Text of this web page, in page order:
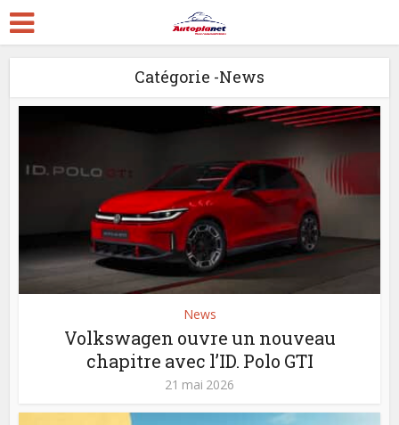
Catégorie -News
News
Volkswagen ouvre un nouveau
chapitre avec l’ID. Polo GTI
21 mai 2026